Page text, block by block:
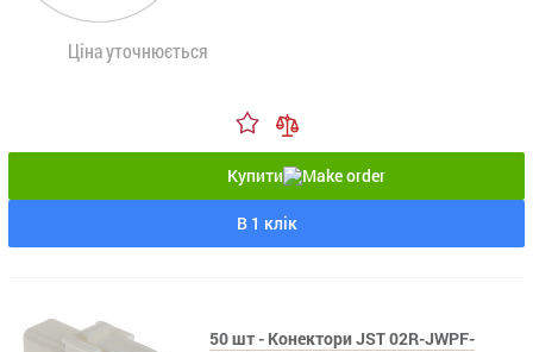
Ціна уточнюється
Купити
В 1 клік
50 шт - Конектори JST 02R-JWPF-